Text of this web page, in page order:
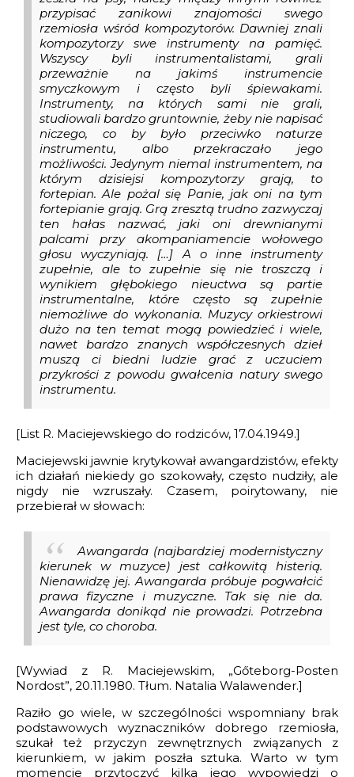
przypisać zanikowi znajomości swego
rzemiosła wśród kompozytorów. Dawniej znali
kompozytorzy swe instrumenty na pamięć.
Wszyscy byli instrumentalistami, grali
przeważnie na jakimś instrumencie
smyczkowym i często byli śpiewakami.
Instrumenty, na których sami nie grali,
studiowali bardzo gruntownie, żeby nie napisać
niczego, co by było przeciwko naturze
instrumentu, albo przekraczało jego
możliwości. Jedynym niemal instrumentem, na
którym dzisiejsi kompozytorzy grają, to
fortepian. Ale pożal się Panie, jak oni na tym
fortepianie grają. Grą zresztą trudno zazwyczaj
ten hałas nazwać, jaki oni drewnianymi
palcami przy akompaniamencie wołowego
głosu wyczyniają. […] A o inne instrumenty
zupełnie, ale to zupełnie się nie troszczą i
wynikiem głębokiego nieuctwa są partie
instrumentalne, które często są zupełnie
niemożliwe do wykonania. Muzycy orkiestrowi
dużo na ten temat mogą powiedzieć i wiele,
nawet bardzo znanych współczesnych dzieł
muszą ci biedni ludzie grać z uczuciem
przykrości z powodu gwałcenia natury swego
instrumentu.
[List R. Maciejewskiego do rodziców, 17.04.1949.]
Maciejewski jawnie krytykował awangardzistów, efekty
ich działań niekiedy go szokowały, często nudziły, ale
nigdy nie wzruszały. Czasem, poirytowany, nie
przebierał w słowach:
Awangarda (najbardziej modernistyczny
kierunek w muzyce) jest całkowitą histerią.
Nienawidzę jej. Awangarda próbuje pogwałcić
prawa fizyczne i muzyczne. Tak się nie da.
Awangarda donikąd nie prowadzi. Potrzebna
jest tyle, co choroba.
[Wywiad z R. Maciejewskim, „Gőteborg-Posten
Nordost”, 20.11.1980. Tłum. Natalia Walawender.]
Raziło go wiele, w szczególności wspomniany brak
podstawowych wyznaczników dobrego rzemiosła,
szukał też przyczyn zewnętrznych związanych z
kierunkiem, w jakim poszła sztuka. Warto w tym
momencie przytoczyć kilka jego wypowiedzi o